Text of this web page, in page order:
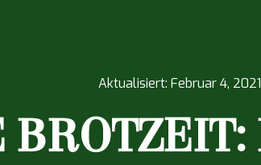
Aktualisiert: Februar 4, 2021